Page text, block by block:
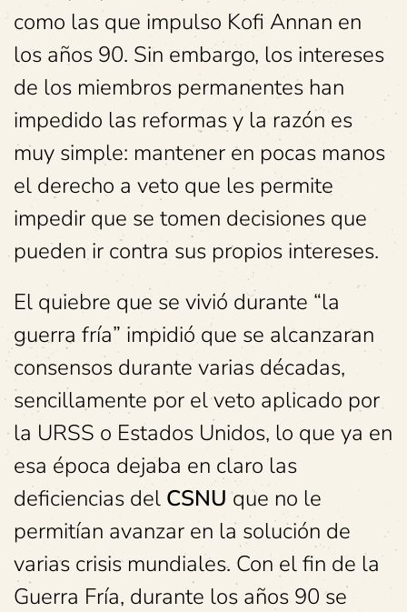
como las que impulso Kofi Annan en
los años 90. Sin embargo, los intereses
de los miembros permanentes han
impedido las reformas y la razón es
muy simple: mantener en pocas manos
el derecho a veto que les permite
impedir que se tomen decisiones que
pueden ir contra sus propios intereses.
El quiebre que se vivió durante “la
guerra fría” impidió que se alcanzaran
consensos durante varias décadas,
sencillamente por el veto aplicado por
la URSS o Estados Unidos, lo que ya en
esa época dejaba en claro las
deficiencias del CSNU que no le
permitían avanzar en la solución de
varias crisis mundiales. Con el fin de la
Guerra Fría, durante los años 90 se